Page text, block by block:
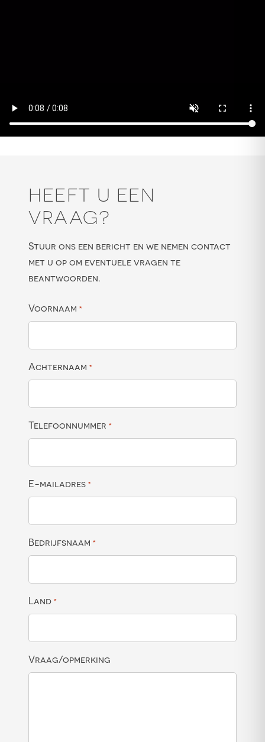
HEEFT U EEN
VRAAG?
Stuur ons een bericht en we nemen contact
met u op om eventuele vragen te
beantwoorden.
Voornaam *
Achternaam *
Telefoonnummer *
E-mailadres *
Bedrijfsnaam *
Land *
Vraag/opmerking